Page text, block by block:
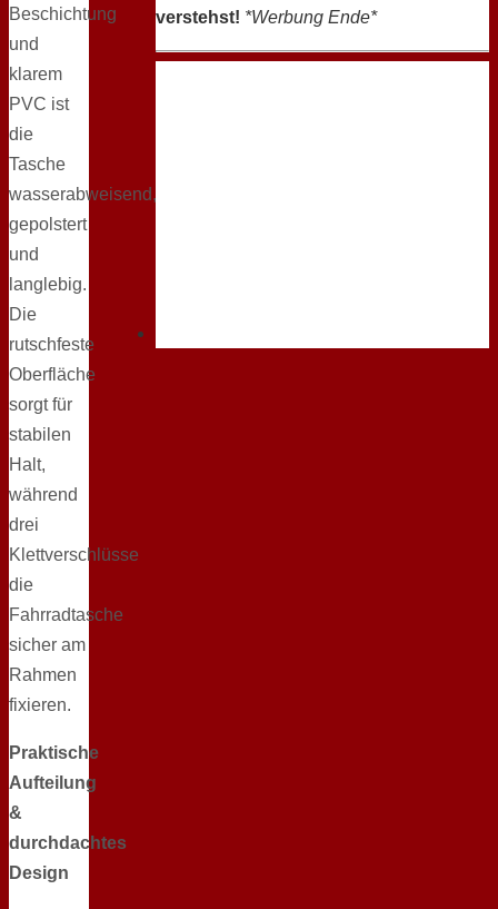
Beschichtung
und
klarem
PVC ist
die
Tasche
wasserabweisend,
gepolstert
und
langlebig.
Die
rutschfeste
Oberfläche
sorgt für
stabilen
Halt,
während
drei
Klettverschlüsse
die
Fahrradtasche
sicher am
Rahmen
fixieren.
Praktische
Aufteilung
&
durchdachtes
Design
verstehst! *Werbung Ende*